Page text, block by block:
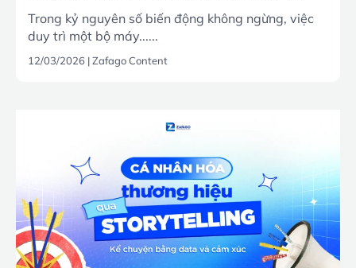
Trong kỷ nguyên số biến động không ngừng, việc
duy trì một bộ máy......
12/03/2026 |Zafago Content